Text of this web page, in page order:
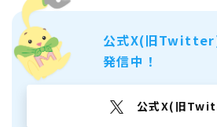
公式X(旧
発信中！
公式X(旧